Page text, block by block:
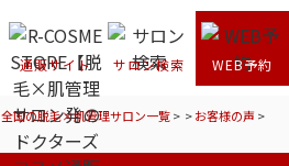
通販サイト サロン検索 WEB予約
全国の脱毛×肌管理サロン一覧> >お客様の声 >